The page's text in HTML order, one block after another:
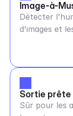
Image-à-
Détecter
d'images et
Sortie prête
Sûr pour les